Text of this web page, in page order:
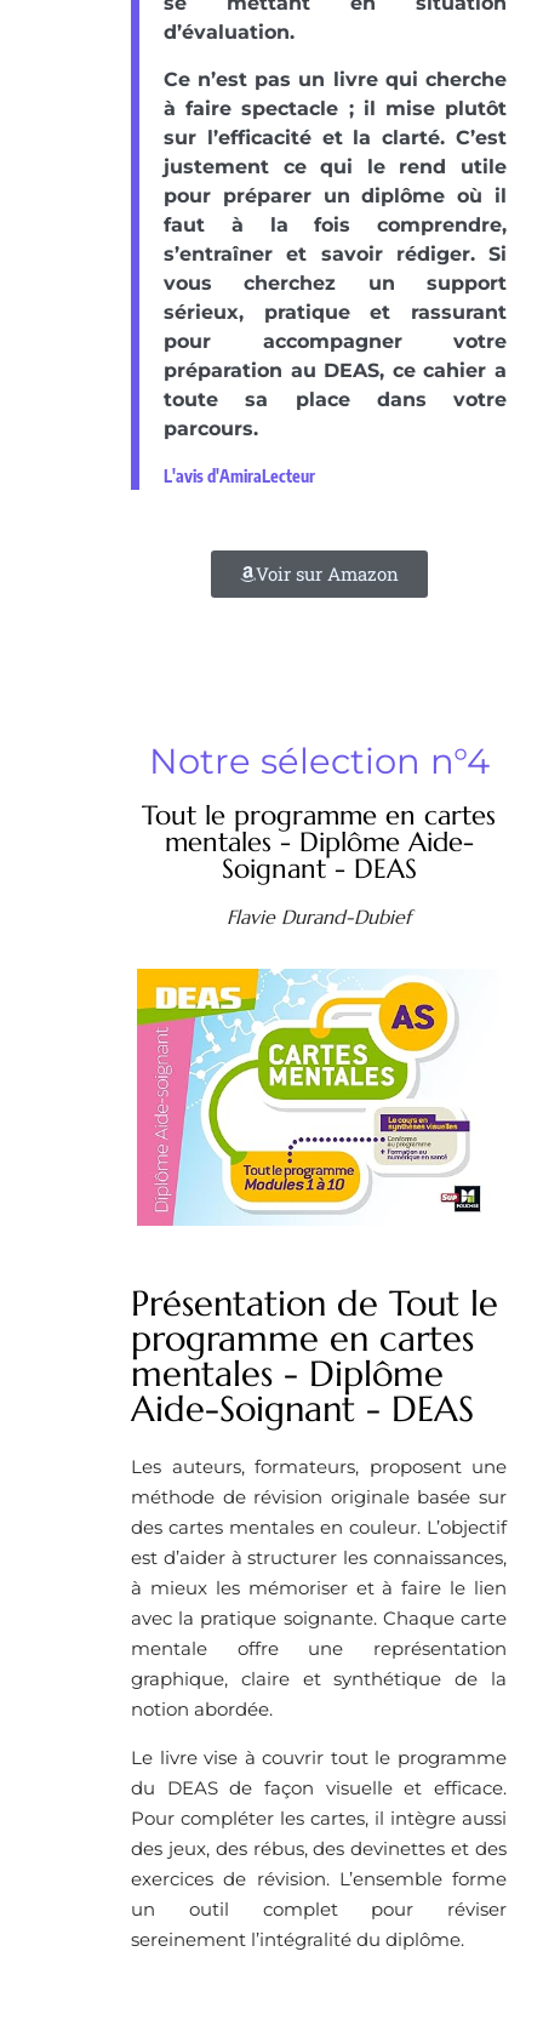
d’évaluation.
Ce n’est pas un livre qui cherche
à faire spectacle ; il mise plutôt
sur l’efficacité et la clarté. C’est
justement ce qui le rend utile
pour préparer un diplôme où il
faut à la fois comprendre,
s’entraîner et savoir rédiger. Si
vous cherchez un support
sérieux, pratique et rassurant
pour accompagner votre
préparation au DEAS, ce cahier a
toute sa place dans votre
parcours.
L'avis d'AmiraLecteur
Voir sur Amazon
Notre sélection n°4
Tout le programme en cartes
mentales - Diplôme Aide-
Soignant - DEAS
Flavie Durand-Dubief
Présentation de Tout le
programme en cartes
mentales - Diplôme
Aide-Soignant - DEAS
Les auteurs, formateurs, proposent une
méthode de révision originale basée sur
des cartes mentales en couleur. L’objectif
est d’aider à structurer les connaissances,
à mieux les mémoriser et à faire le lien
avec la pratique soignante. Chaque carte
mentale offre une représentation
graphique, claire et synthétique de la
notion abordée.
Le livre vise à couvrir tout le programme
du DEAS de façon visuelle et efficace.
Pour compléter les cartes, il intègre aussi
des jeux, des rébus, des devinettes et des
exercices de révision. L’ensemble forme
un outil complet pour réviser
sereinement l’intégralité du diplôme.